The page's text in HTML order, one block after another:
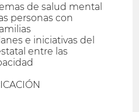
de salud mental
personas con
e iniciativas del
entre las